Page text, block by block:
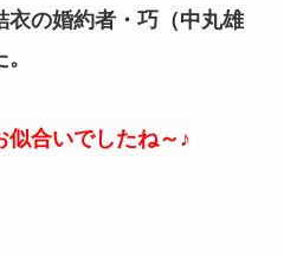
衣の婚約者・巧（中丸雄
似合いでしたね～♪